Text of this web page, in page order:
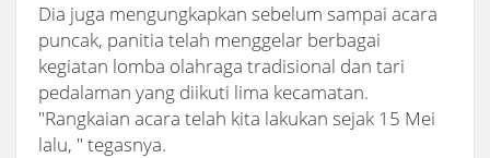
Dia juga mengungkapkan sebelum sampai acara
puncak, panitia telah menggelar berbagai
kegiatan lomba olahraga tradisional dan tari
pedalaman yang diikuti lima kecamatan.
"Rangkaian acara telah kita lakukan sejak 15 Mei
lalu, " tegasnya.